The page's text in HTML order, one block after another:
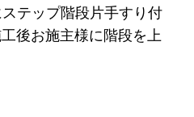
テップ階段片手すり付
お施主様に階段を上